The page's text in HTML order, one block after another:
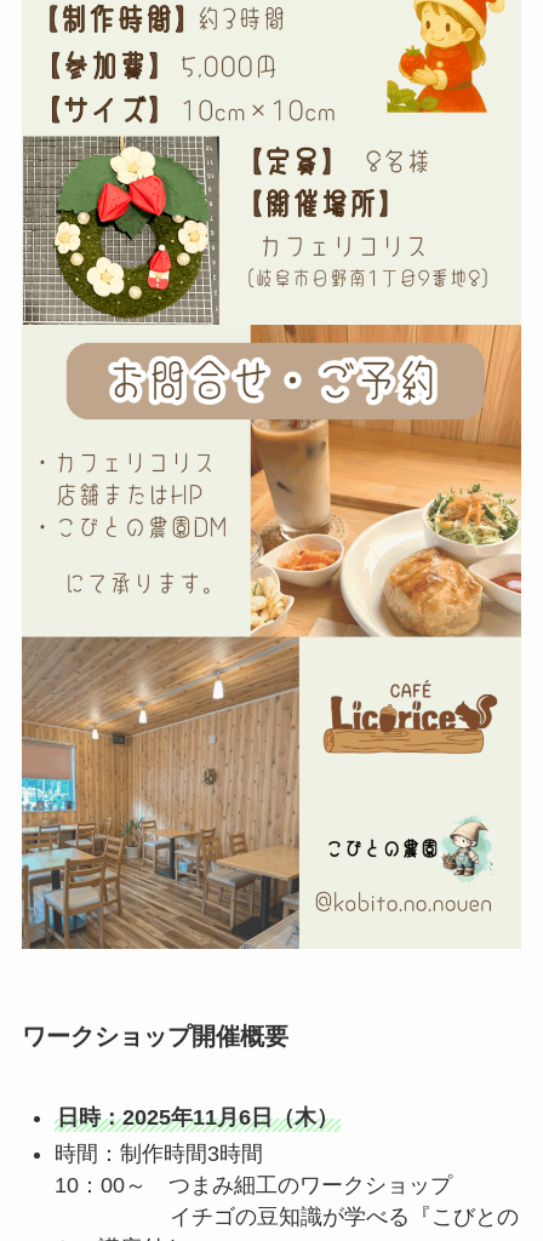
ワークショップ開催概要
日時：2025年11月6日（木）
時間：制作時間3時間
10：00～ つまみ細工のワークショップ
イチゴの豆知識が学べる『こびとの